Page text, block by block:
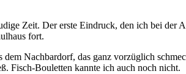
Zeit. Der erste Eindruck, den ich bei der
fort.
Nachbardorf, das ganz vorzüglich
Fisch-Bouletten kannte ich auch noch nicht.